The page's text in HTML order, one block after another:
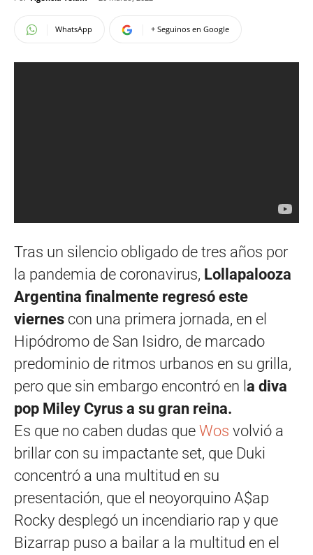
WhatsApp + Seguinos en Google
Tras un silencio obligado de tres años por
la pandemia de coronavirus, Lollapalooza
Argentina finalmente regresó este
viernes con una primera jornada, en el
Hipódromo de San Isidro, de marcado
predominio de ritmos urbanos en su grilla,
pero que sin embargo encontró en l a diva
pop Miley Cyrus a su gran reina.
Es que no caben dudas que Wos volvió a
brillar con su impactante set, que Duki
concentró a una multitud en su
presentación, que el neoyorquino A$ap
Rocky desplegó un incendiario rap y que
Bizarrap puso a bailar a la multitud en el